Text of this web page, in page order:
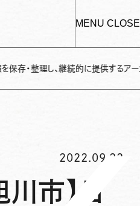
MENU CLOSE
し、継続的に提供するアーカイブサイ
2022.09.22
川市】日